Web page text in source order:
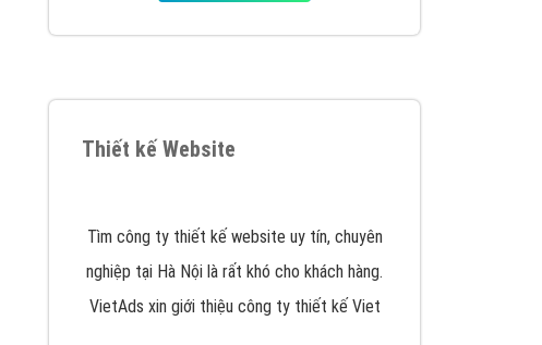
Thiết kế Website
Tìm công ty thiết kế website uy tín, chuyên
nghiệp tại Hà Nội là rất khó cho khách hàng.
VietAds xin giới thiệu công ty thiết kế Viet